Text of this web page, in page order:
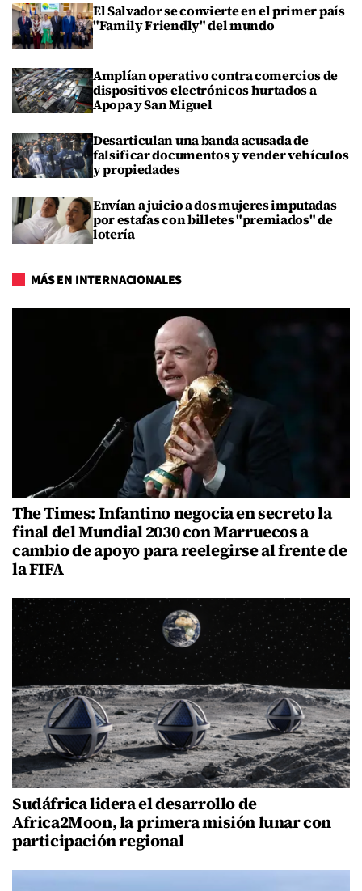
El Salvador se convierte en el primer país
"Family Friendly" del mundo
Amplían operativo contra comercios de
dispositivos electrónicos hurtados a
Apopa y San Miguel
Desarticulan una banda acusada de
falsificar documentos y vender vehículos
y propiedades
Envían a juicio a dos mujeres imputadas
por estafas con billetes "premiados" de
lotería
MÁS EN INTERNACIONALES
The Times: Infantino negocia en secreto la
final del Mundial 2030 con Marruecos a
cambio de apoyo para reelegirse al frente de
la FIFA
Sudáfrica lidera el desarrollo de
Africa2Moon, la primera misión lunar con
participación regional